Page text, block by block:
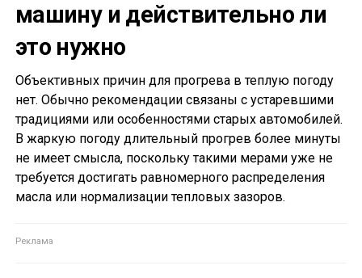
машину и действительно ли
это нужно
Объективных причин для прогрева в теплую погоду
нет. Обычно рекомендации связаны с устаревшими
традициями или особенностями старых автомобилей.
В жаркую погоду длительный прогрев более минуты
не имеет смысла, поскольку такими мерами уже не
требуется достигать равномерного распределения
масла или нормализации тепловых зазоров.